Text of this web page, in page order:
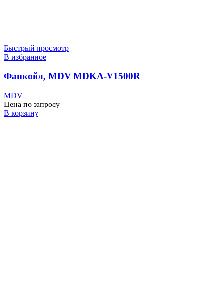
Быстрый просмотр
В избранное
Фанкойл, MDV MDKA-V1500R
MDV
Цена по запросу
В корзину